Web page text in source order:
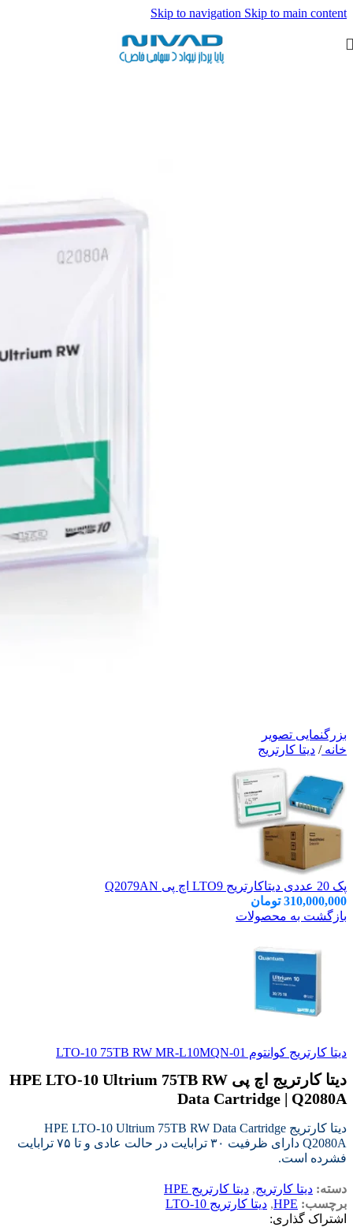
Skip to navigation Skip to main content
بزرگنمایی تصویر
خانه/ دیتا کارتریج
پک 20 عددی دیتاکارتریج LTO9 اچ پی Q2079AN
310,000,000 تومان
بازگشت به محصولات
دیتا کارتریج کوانتوم LTO-10 75TB RW MR‑L10MQN‑01
دیتا کارتریج اچ پی HPE LTO‑10 Ultrium 75TB RW
Data Cartridge | Q2080A
دیتا کارتریج HPE LTO‑10 Ultrium 75TB RW Data Cartridge
Q2080A دارای ظرفیت ۳۰ ترابایت در حالت عادی و تا ۷۵ ترابایت
فشرده است.
دسته: دیتا کارتریج, دیتا کارتریج HPE
برچسب: HPE
, دیتا کارتریج LTO-10
اشتراک گذاری: